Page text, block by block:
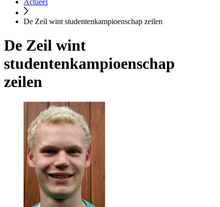
Actueel
De Zeil wint studentenkampioenschap zeilen
De Zeil wint
studentenkampioenschap
zeilen